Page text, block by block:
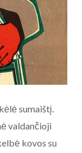
sumaištį.
valdančioji
kovos su